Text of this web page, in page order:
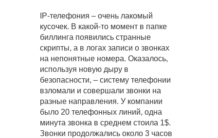
IP-телефония – очень лакомый
кусочек. В какой-то момент в папке
биллинга появились странные
скрипты, а в логах записи о звонках
на непонятные номера. Оказалось,
используя новую дыру в
безопасности, – систему телефонии
взломали и совершали звонки на
разные направления. У компании
было 20 телефонных линий, одна
минута звонка в среднем стоила 1$.
Звонки продолжались около 3 часов